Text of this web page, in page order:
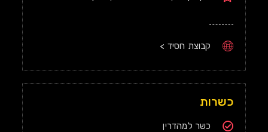
קבוצת חסיד >
כשרות
כשר למהדרין